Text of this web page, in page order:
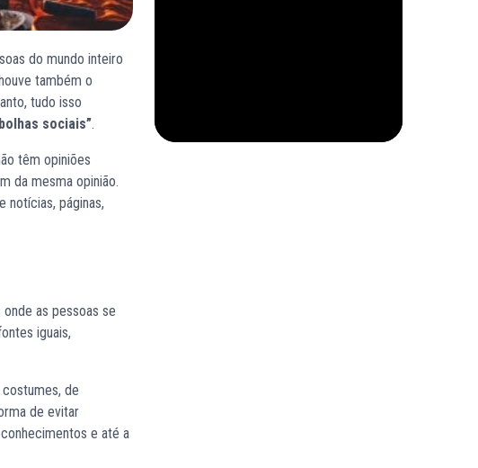
do mundo inteiro
também o
tudo isso
sociais”.
têm opiniões
da mesma opinião.
notícias, páginas,
as pessoas se
iguais,
de
de evitar
e até a